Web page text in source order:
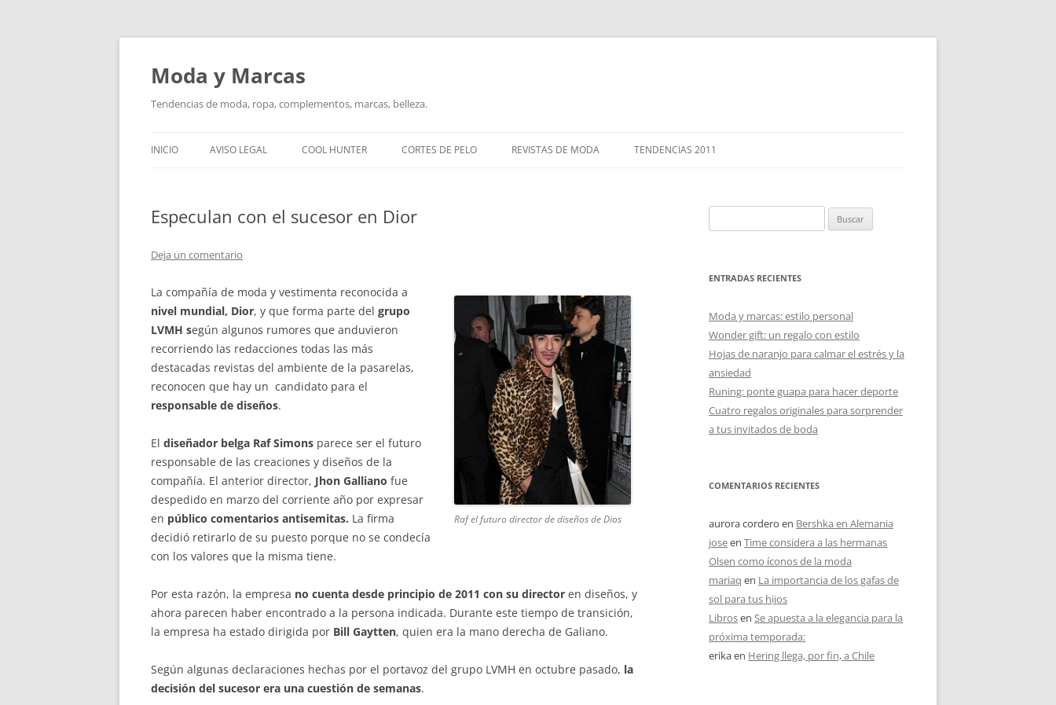
Saltar
contenido
Moda y Marcas
Tendencias de moda, ropa, complementos, marcas, belleza.
INICIO AVISO LEGAL COOL HUNTER CORTES DE PELO REVISTAS DE MODA TENDENCIAS 2011
Especulan con el sucesor en Dior
Deja un comentario
Raf el futuro director de diseños de Dios
La compañía de moda y vestimenta reconocida a
nivel mundial, Dior, y que forma parte del grupo
LVMH según algunos rumores que anduvieron
recorriendo las redacciones todas las más
destacadas revistas del ambiente de la pasarelas,
reconocen que hay un candidato para el
responsable de diseños.
El diseñador belga Raf Simons parece ser el futuro
responsable de las creaciones y diseños de la
compañía. El anterior director, Jhon Galliano fue
despedido en marzo del corriente año por expresar
en público comentarios antisemitas. La firma
decidió retirarlo de su puesto porque no se condecía
con los valores que la misma tiene.
Por esta razón, la empresa no cuenta desde principio de 2011 con su director en diseños, y
ahora parecen haber encontrado a la persona indicada. Durante este tiempo de transición,
la empresa ha estado dirigida por Bill Gaytten, quien era la mano derecha de Galiano.
Según algunas declaraciones hechas por el portavoz del grupo LVMH en octubre pasado, la
decisión del sucesor era una cuestión de semanas.
ENTRADAS RECIENTES
Moda y marcas: estilo personal
Wonder gift: un regalo con estilo
Hojas de naranjo para calmar el estrés y la
ansiedad
Runing: ponte guapa para hacer deporte
Cuatro regalos originales para sorprender
a tus invitados de boda
COMENTARIOS RECIENTES
aurora cordero en Bershka en Alemania
joseen Time considera a las hermanas
Olsen como íconos de la moda
mariaq en La importancia de los gafas de
sol para tus hijos
Librosen Se apuesta a la elegancia para la
próxima temporada:
erikaen Hering llega, por fin, a Chile